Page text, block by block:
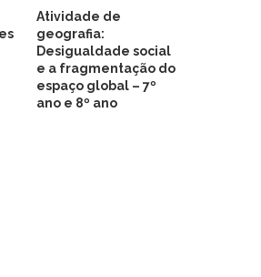
Atividade de
geografia:
Desigualdade social
e a fragmentação do
espaço global – 7º
ano e 8º ano